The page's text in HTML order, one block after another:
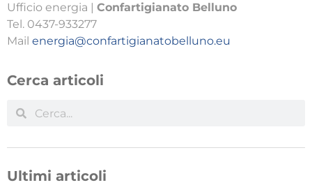
Ufficio energia | Confartigianato Belluno
Tel. 0437-933277
Mail energia@confartigianatobelluno.eu
Cerca articoli
Ultimi articoli